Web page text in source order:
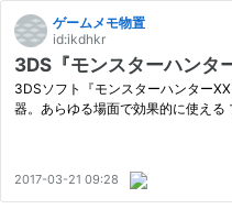
ゲームメモ物置
id:ikdhkr
3DS『モンスターハンタ
3DSソフト『モンスターハンター
器。あらゆる場面で効果的に使え
2017-03-21 09:28